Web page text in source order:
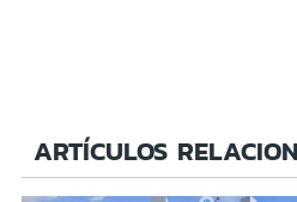
ARTÍCULOS